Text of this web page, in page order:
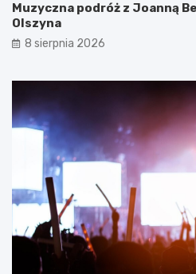
Muzyczna podróż z Joanną
Olszyna
8 sierpnia 2026